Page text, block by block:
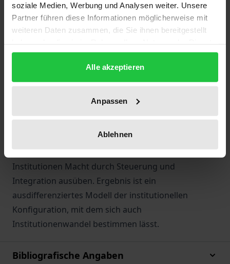
soziale Medien, Werbung und Analysen weiter. Unsere
Partner führen diese Informationen möglicherweise mit
weiteren Daten zusammen, die Sie ihnen bereitgestellt
gesammelt haben.
Alle akzeptieren
Anpassen
Ablehnen
in ihren Grundzügen vor. Es geht darum, über
Einzelanalysen von Parlament oder Regierung
hinaus die politischen Institutionen in ihrem
Verhältnis zu ihren Adressat:innen, den Bürgerinnen
und Bürgern, zu erfassen. In der Demokratie wirken
diese zugleich selbst als Akteure auf die politischen
lassen sich aus den neueren Macht- und
Repräsentationstheorien erschließen, eine
erhebliche Rolle spielen auch Symbole. Auf dieser
Grundlage wird analysiert, wie die politischen
Institutionen Macht durch Steuerung und
Integration ausüben. Ergebnis ist ein
ausdifferenziertes Modell der institutionellen
Konfiguration, mit dem sich auch
Institutionenwandel bestimmen lässt.
Bibliografische Angaben